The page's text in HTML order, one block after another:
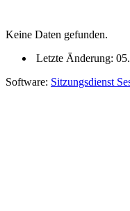
Keine Daten gefunden.
Letzte Änderung:
Software: Sitzungsdienst